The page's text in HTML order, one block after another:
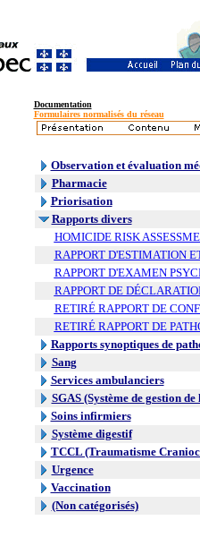
Documentation
Formulaires normalisés du réseau
Observation et évaluation
Pharmacie
Priorisation
Rapports divers
HOMICIDE RISK
RAPPORT D'ESTIMATION
RAPPORT D'EXAMEN
RAPPORT DE
RETIRÉ RAPPORT DE
RETIRÉ RAPPORT DE
Rapports synoptiques de
Sang
Services ambulanciers
SGAS (Système de gestion
Soins infirmiers
Système digestif
TCCL (Traumatisme
Urgence
Vaccination
(Non catégorisés)